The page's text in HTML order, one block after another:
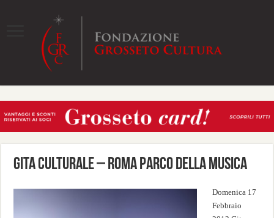
Gita Culturale – Roma Parco della Musica
Domenica 17
Febbraio